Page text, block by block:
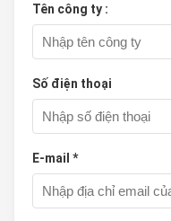
Tên công ty :
Số điện thoại
E-mail *